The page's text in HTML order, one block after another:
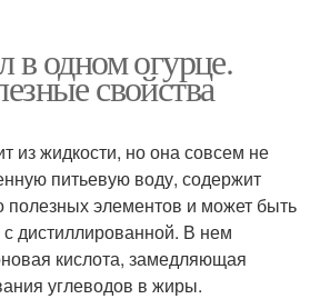
в одном огурце.
свойства
из жидкости, но она совсем не
питьевую воду, содержит
полезных элементов и может быть
дистиллированной. В нем
кислота, замедляющая
углеводов в жиры.